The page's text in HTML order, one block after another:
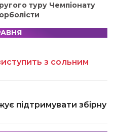
туру Чемпіонату
з сольним
підтримувати збірну